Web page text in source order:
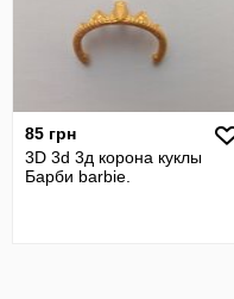
85 грн
3D 3d 3д корона куклы
Барби barbie.